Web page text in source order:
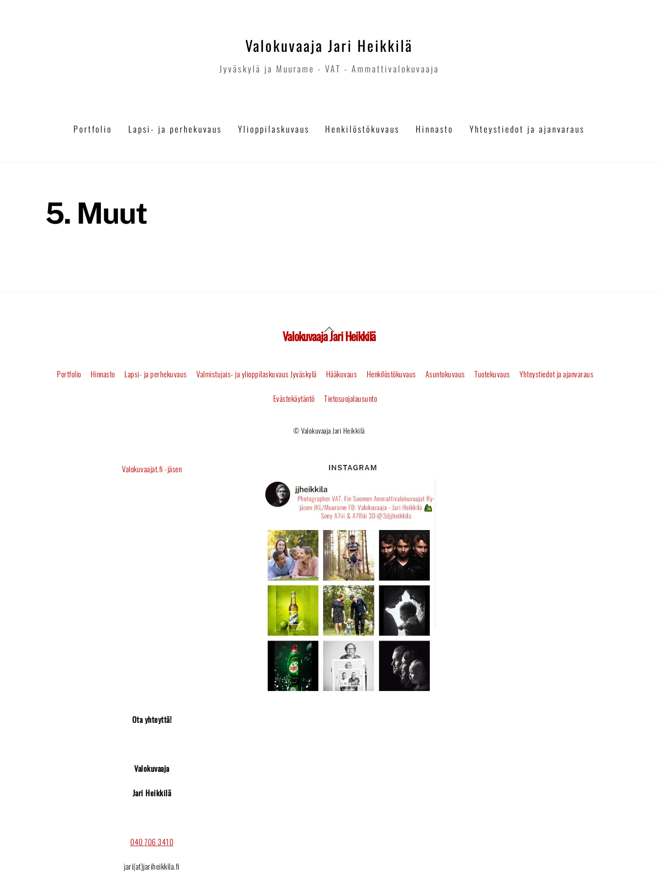
Valokuvaaja Jari Heikkilä
Jyväskylä ja Muurame - VAT - Ammattivalokuvaaja
Portfolio Lapsi- ja perhekuvaus Ylioppilaskuvaus Henkilöstökuvaus Hinnasto Yhteystiedot ja ajanvaraus
5. Muut
Back
Valokuvaaja Jari Heikkilä
Portfolio Hinnasto Lapsi- ja perhekuvaus Valmistujais- ja ylioppilaskuvaus Jyväskylä Hääkuvaus Henkilöstökuvaus Asuntokuvaus Tuotekuvaus Yhteystiedot ja ajanvaraus
Evästekäytäntö Tietosuojalausunto
© Valokuvaaja Jari Heikkilä
Valokuvaajat.fi -jäsen
Ota yhteyttä!
Valokuvaaja
Jari Heikkilä
040 706 3410
jari(at)jariheikkila.fi